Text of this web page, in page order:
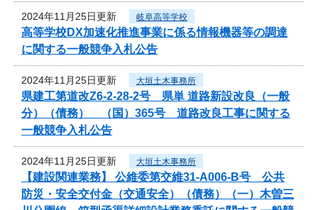
2024年11月25日更新 岐阜高等学校
高等学校DX加速化推進事業に係る情報機器等の調達
に関する一般競争入札公告
2024年11月25日更新 大垣土木事務所
県建工第道改Z6-2-28-2号 県単 道路新設改良（一般
分）（債務） （国）365号 道路改良工事に関する
一般競争入札公告
2024年11月25日更新 大垣土木事務所
【建設関連業務】 公維委第交維31-A006-B号 公共
防災・安全交付金（交通安全）（債務）（一）木曽三